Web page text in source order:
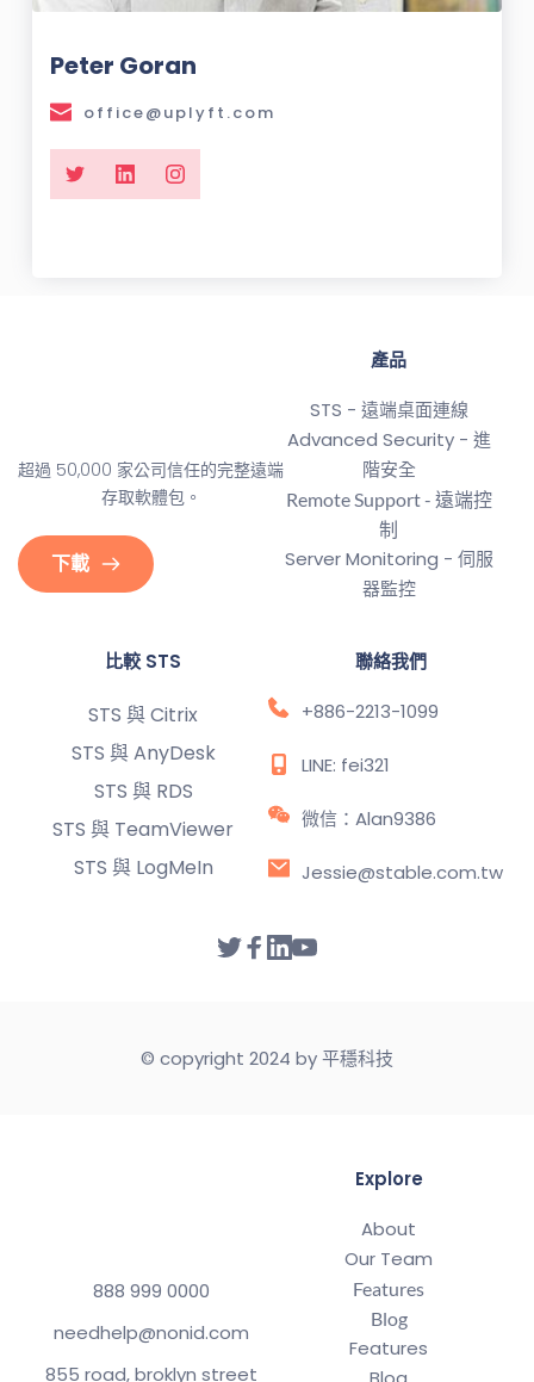
Peter Goran
office@uplyft.com
超過 50,000 家公司信任的完整遠端
存取軟體包。
下載
產品
STS - 遠端桌面連線
Advanced Security - 進
階安全
Remote Support - 遠端控
制
Server Monitoring - 伺服
器監控
比較 STS
STS 與 Citrix
STS 與 AnyDesk
STS 與 RDS
STS 與 TeamViewer
STS 與 LogMeIn
聯絡我們
+886-2213-1099
LINE: fei321
微信：Alan9386
Jessie@stable.com.tw
© copyright 2024 by 平穩科技
888 999 0000
needhelp@nonid.com
855 road, broklyn street
Explore
About
Our Team
Features
Blog
Features